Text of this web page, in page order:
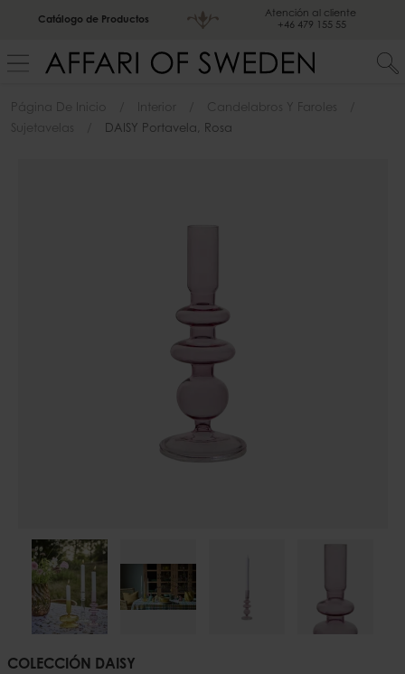
Catálogo de Productos
Atención al cliente
+46 479 155 55
Página De Inicio Interior
Candelabros Y Faroles
Sujetavelas
DAISY Portavela, Rosa
COLECCIÓN DAISY